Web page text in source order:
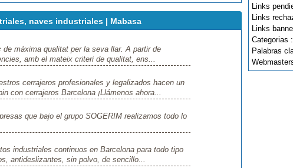
Links
Links
Links
Categorias
Palabras
naves industriales | Mabasa
màxima qualitat per la seva llar. A partir de
amb el mateix criteri de qualitat, ens...
cerrajeros profesionales y legalizados hacen un
con cerrajeros Barcelona ¡Llámenos ahora...
que bajo el grupo SOGERIM realizamos todo lo
industriales continuos en Barcelona para todo tipo
antideslizantes, sin polvo, de sencillo...